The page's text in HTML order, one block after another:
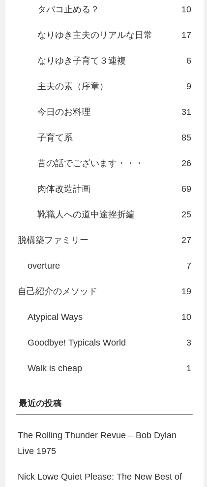
タバコ止める？ 10
なりゆき主夫のリアルな日常 17
なりゆき子育て３連複 6
主夫の素（序章） 9
今日のお料理 31
子育て系 85
昔の話でございます・・・ 26
肉体改造計画 69
靴職人への道中途挫折編 25
脱構築ファミリー 27
overture 7
自己紹介のメソッド 19
Atypical Ways 10
Goodbye! Typicals World 3
Walk is cheap 1
最近の投稿
The Rolling Thunder Revue – Bob Dylan
Live 1975
Nick Lowe Quiet Please: The New Best of